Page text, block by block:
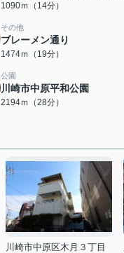
1090ｍ（14分）
その他
ブレーメン通り
1474ｍ（19分）
公園
川崎市中原平和公園
2194ｍ（28分）
川崎市中原区木月３丁目